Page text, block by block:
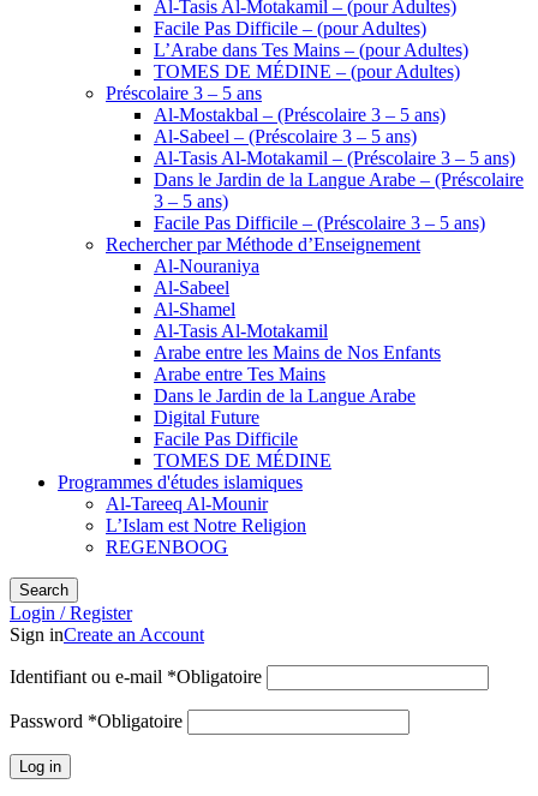
Al-Tasis Al-Motakamil – (pour Adultes)
Facile Pas Difficile – (pour Adultes)
L’Arabe dans Tes Mains – (pour Adultes)
TOMES DE MÉDINE – (pour Adultes)
Préscolaire 3 – 5 ans
Al-Mostakbal – (Préscolaire 3 – 5 ans)
Al-Sabeel – (Préscolaire 3 – 5 ans)
Al-Tasis Al-Motakamil – (Préscolaire 3 – 5 ans)
Dans le Jardin de la Langue Arabe – (Préscolaire
3 – 5 ans)
Facile Pas Difficile – (Préscolaire 3 – 5 ans)
Rechercher par Méthode d’Enseignement
Al-Nouraniya
Al-Sabeel
Al-Shamel
Al-Tasis Al-Motakamil
Arabe entre les Mains de Nos Enfants
Arabe entre Tes Mains
Dans le Jardin de la Langue Arabe
Digital Future
Facile Pas Difficile
TOMES DE MÉDINE
Programmes d'études islamiques
Al-Tareeq Al-Mounir
L’Islam est Notre Religion
REGENBOOG
Search
Login / Register
Sign inCreate an Account
Identifiant ou e-mail *Obligatoire
Password *Obligatoire
Log in